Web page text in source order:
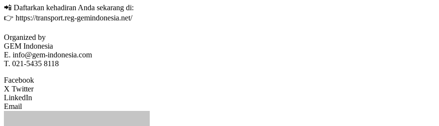
📲 Daftarkan kehadiran Anda sekarang di:
👉 https://transport.reg-gemindonesia.net/
Organized by
GEM Indonesia
E. info@gem-indonesia.com
T. 021-5435 8118
Facebook
X Twitter
LinkedIn
Email